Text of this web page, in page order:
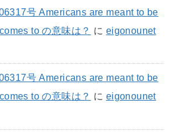
号 Americans are meant to be
to の意味は？ に eigonounet
号 Americans are meant to be
to の意味は？ に eigonounet